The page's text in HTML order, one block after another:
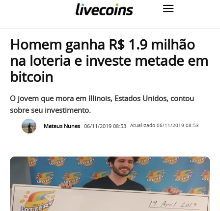
Homem ganha R$ 1.9 milhão
na loteria e investe metade em
bitcoin
O jovem que mora em Illinois, Estados Unidos, contou
sobre seu investimento.
Mateus Nunes 06/11/2019 08:53 Atualizado 06/11/2019 08:53